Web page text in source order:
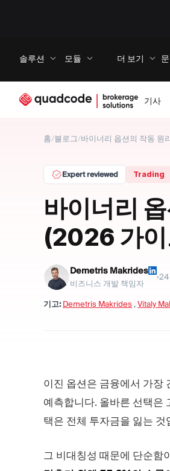
솔루션 모듈 더 보기
기사
홈/블로그/바이너리 옵션의 작동 원
Expert reviewed Trading
바이너리
(2026 가
Demetris Makrides
비즈니스 개발 책임자
24
기고: Demetris Makrides ,Vitaly
이진 옵션은 금융에서 가장
예측합니다. 올바른 선택은
택은 전체 투자금을 잃는 것
그 비대칭성 때문에 단순함